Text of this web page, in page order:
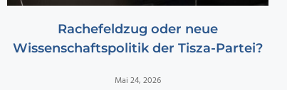
Rachefeldzug oder neue
Wissenschaftspolitik der Tisza-Partei?
Mai 24, 2026